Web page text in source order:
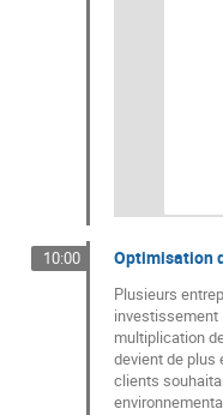
10:00 Optimisation
Plusieurs
investissement
multiplication
devient de plus
clients